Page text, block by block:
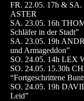
FR. 22.05. 17h &
ASTER
SA. 23.05. 16h
Schläfer in der Stadt”
SA. 23.05. 19h
und Armageddon”
SO. 24.05. 14h LEX
SO. 24.05. 15.30h
“Fortgeschrittene
SO. 24.05. 19h
Leid”